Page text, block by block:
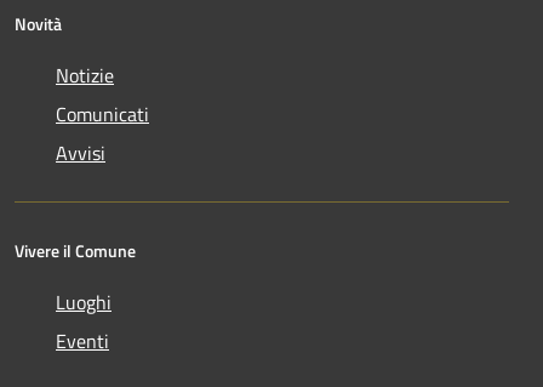
Novità
Notizie
Comunicati
Avvisi
Vivere il Comune
Luoghi
Eventi